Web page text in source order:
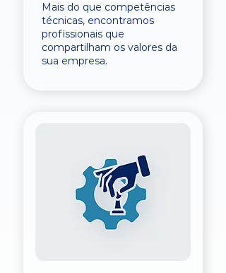
Mais do que competências
técnicas, encontramos
profissionais que
compartilham os valores da
sua empresa.